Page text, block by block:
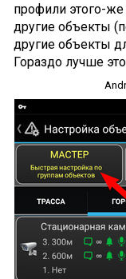
профили этого-же
другие объекты
другие объекты
Гораздо лучше